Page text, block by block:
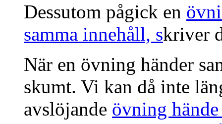
Dessutom pågick en
samma innehåll, skriver
När en övning händer
skumt. Vi kan då inte
avslöjande övning